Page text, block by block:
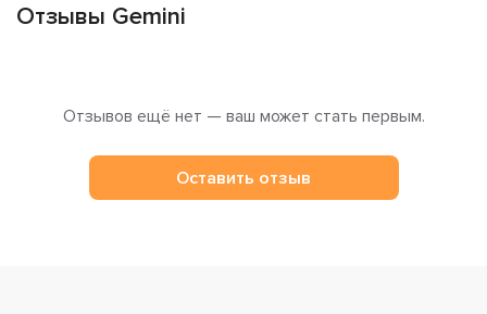
Отзывы Gemini
Отзывов ещё нет — ваш может стать первым.
Оставить отзыв